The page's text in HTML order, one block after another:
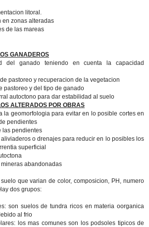
litoral.
en zonas alteradas
de las mareas
GANADEROS
del ganado teniendo en cuenta la capacidad
pastoreo y recuperacion de la vegetacion
pastoreo y del tipo de ganado
autoctono para dar estabilidad al suelo
ALTERADOS POR OBRAS
la geomorfologia para evitar en lo posible cortes en
pendientes
las pendientes
o drenajes para reducir en lo posibles los
superficial
abandonadas
que varian de color, composicion, PH, numero
dos grupos:
son suelos de tundra ricos en materia oorganica
al frio
los mas comunes son los podsoles tipicos de